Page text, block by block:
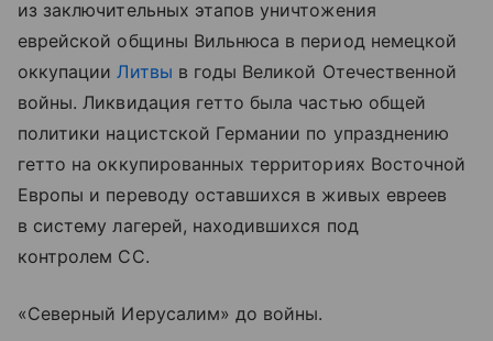
из заключительных этапов уничтожения
еврейской общины Вильнюса в период немецкой
оккупацииЛитвы в годы Великой Отечественной
войны. Ликвидация гетто была частью общей
политики нацистской Германии по упразднению
гетто на оккупированных территориях Восточной
Европы и переводу оставшихся в живых евреев
в систему лагерей, находившихся под
контролем СС.
«Северный Иерусалим» до войны.